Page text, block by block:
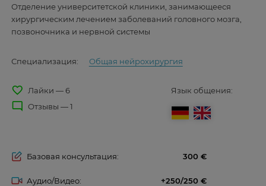
Отделение университетской клиники, занимающееся
хирургическим лечением заболеваний головного мозга,
позвоночника и нервной системы
Специализация: Общая нейрохирургия
favorite_border Лайки — 6
mode_comment Отзывы — 1
Язык общения:
Базовая консультация: 300
Аудио/Видео: +250/250